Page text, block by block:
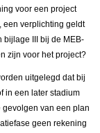
voor een project
een verplichting geldt
bijlage III bij de MEB-
zijn voor het project?
uitgelegd dat bij
in een later stadium
van een plan
geen rekening